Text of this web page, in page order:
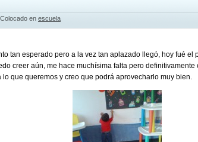
Colocado en escuela
tan esperado pero a la vez tan aplazado llegó, hoy fué el
creer aún, me hace muchísima falta pero
lo que queremos y creo que podrá aprovecharlo muy bien.